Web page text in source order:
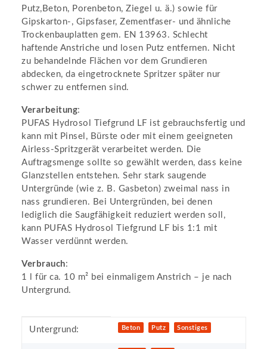
Putz,Beton, Porenbeton, Ziegel u. ä.) sowie für
Gipskarton-, Gipsfaser, Zementfaser- und ähnliche
Trockenbauplatten gem. EN 13963. Schlecht
haftende Anstriche und losen Putz entfernen. Nicht
zu behandelnde Flächen vor dem Grundieren
abdecken, da eingetrocknete Spritzer später nur
schwer zu entfernen sind.
Verarbeitung:
PUFAS Hydrosol Tiefgrund LF ist gebrauchsfertig und
kann mit Pinsel, Bürste oder mit einem geeigneten
Airless-Spritzgerät verarbeitet werden. Die
Auftragsmenge sollte so gewählt werden, dass keine
Glanzstellen entstehen. Sehr stark saugende
Untergründe (wie z. B. Gasbeton) zweimal nass in
nass grundieren. Bei Untergründen, bei denen
lediglich die Saugfähigkeit reduziert werden soll,
kann PUFAS Hydrosol Tiefgrund LF bis 1:1 mit
Wasser verdünnt werden.
Verbrauch:
1 l für ca. 10 m² bei einmaligem Anstrich – je nach
Untergrund.
Produkteigenschaft
Wert
Untergrund: Beton Putz Sonstiges